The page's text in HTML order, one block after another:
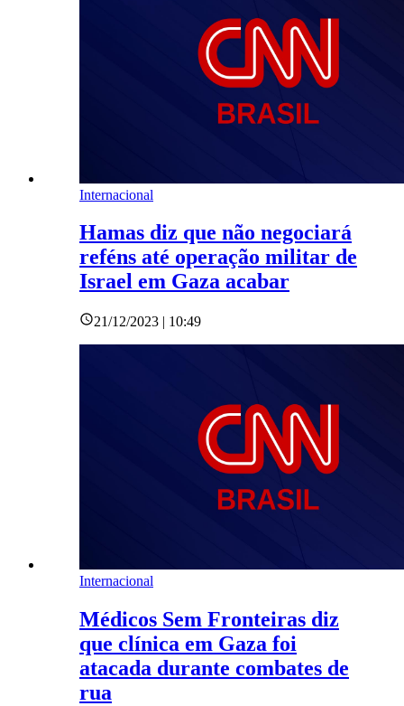
Internacional
Hamas diz que não negociará
reféns até operação militar de
Israel em Gaza acabar
21/12/2023 | 10:49
Internacional
Médicos Sem Fronteiras diz
que clínica em Gaza foi
atacada durante combates de
rua